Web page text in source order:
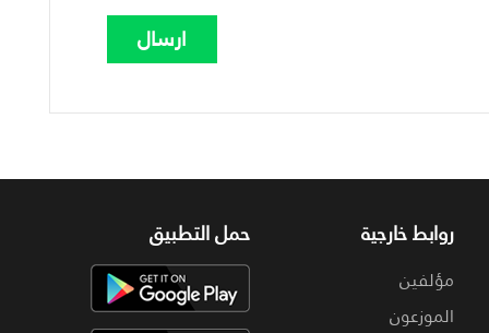
روابط خارجية
مؤلفين
الموزعون
حمل التطبيق